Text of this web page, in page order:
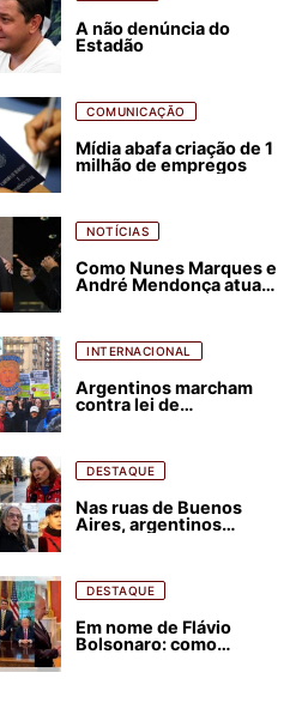
A não denúncia do
Estadão
COMUNICAÇÃO
Mídia abafa criação de 1
milhão de empregos
NOTÍCIAS
Como Nunes Marques e
André Mendonça atuam
INTERNACIONAL
Argentinos marcham
contra lei de
florestais
DESTAQUE
Nas ruas de Buenos
Aires, argentinos
DESTAQUE
Em nome de Flávio
Bolsonaro: como